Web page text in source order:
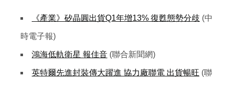
《產業》矽晶圓出貨Q1年增13% 復甦態勢分歧 (中
時電子報)
鴻海低軌衛星 報佳音 (聯合新聞網)
英特爾先進封裝傳大躍進 協力廠聯電 出貨暢旺 (聯